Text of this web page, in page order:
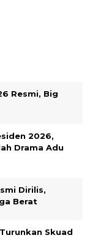
Resmi, Big
2026,
Drama Adu
Dirilis,
Berat
Skuad